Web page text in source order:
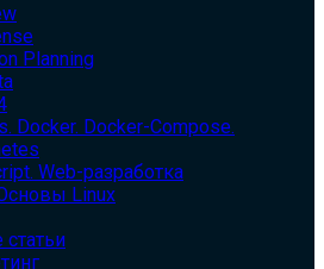
Planning
Docker. Docker-Compose.
Web-разработка
Linux